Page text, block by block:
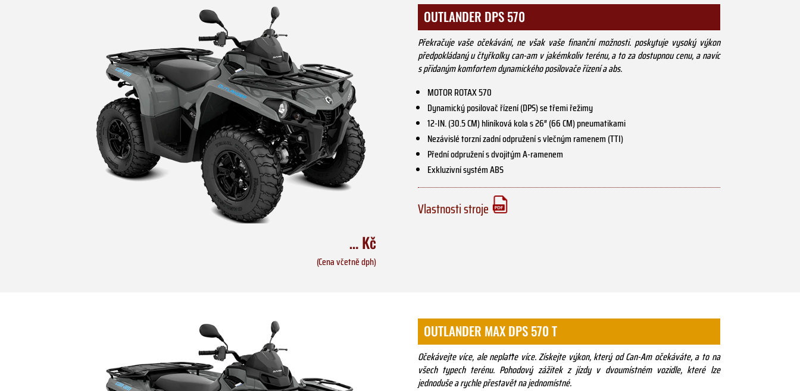
… Kč
(Cena včetně dph)
OUTLANDER DPS 570
Překračuje vaše očekávání, ne však vaše finanční možnosti. poskytuje vysoký výkon
předpokládaný u čtyřkolky can-am v jakémkoliv terénu, a to za dostupnou cenu, a navíc
s přidaným komfortem dynamického posilovače řízení a abs.
MOTOR ROTAX 570
Dynamický posilovač řízení (DPS) se třemi řežimy
12-IN. (30.5 CM) hliníková kola s 26″ (66 CM) pneumatikami
Nezávislé torzní zadní odpružení s vlečným ramenem (TTI)
Přední odpružení s dvojitým A-ramenem
Exkluzivní systém ABS
Vlastnosti stroje
OUTLANDER MAX DPS 570 T
Očekávejte více, ale neplaťte více. Získejte výkon, který od Can-Am očekáváte, a to na
všech typech terénu. Pohodový zážitek z jízdy v dvoumístném vozidle, které lze
jednoduše a rychle přestavět na jednomístné.